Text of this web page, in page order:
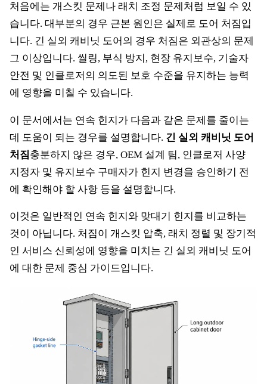
처음에는 개스킷 문제나 래치 조정 문제처럼 보일 수 있
습니다. 대부분의 경우 근본 원인은 실제로 도어 처짐입
니다. 긴 실외 캐비닛 도어의 경우 처짐은 외관상의 문제
그 이상입니다. 씰링, 부식 방지, 현장 유지보수, 기술자
안전 및 인클로저의 의도된 보호 수준을 유지하는 능력
에 영향을 미칠 수 있습니다.
이 문서에서는 연속 힌지가 다음과 같은 문제를 줄이는
데 도움이 되는 경우를 설명합니다. 긴 실외 캐비닛 도어
처짐충분하지 않은 경우, OEM 설계 팀, 인클로저 사양
지정자 및 유지보수 구매자가 힌지 변경을 승인하기 전
에 확인해야 할 사항 등을 설명합니다.
이것은 일반적인 연속 힌지와 맞대기 힌지를 비교하는
것이 아닙니다. 처짐이 개스킷 압축, 래치 정렬 및 장기적
인 서비스 신뢰성에 영향을 미치는 긴 실외 캐비닛 도어
에 대한 문제 중심 가이드입니다.